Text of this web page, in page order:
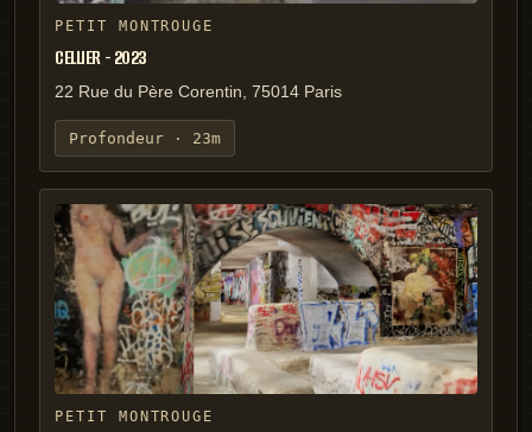
PETIT MONTROUGE
CELLIER - 2023
22 Rue du Père Corentin, 75014 Paris
Profondeur · 23m
PETIT MONTROUGE